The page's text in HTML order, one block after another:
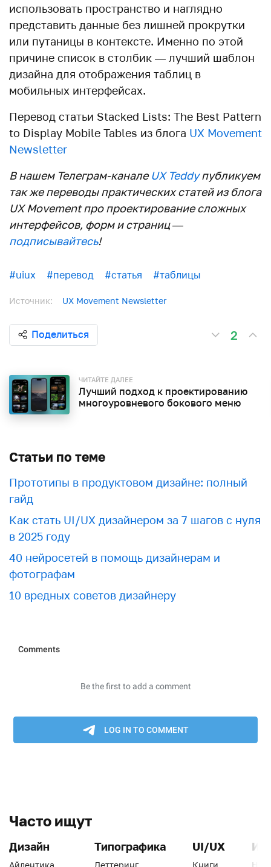
использовать пространство и наглядно
представить данные без лишней прокрутки
или путаницы в контексте. Именно по этой
причине список в столбик — лучший шаблон
дизайна для отображения таблиц в
мобильных интерфейсах.
Перевод статьи Stacked Lists: The Best Pattern
to Display Mobile Tables из блога UX Movement
Newsletter
В нашем Телеграм-каналеUX Teddyпубликуем
так же переводы практических статей из блога
UX Movement про проектирование сложных
интерфейсов, форм и страниц —
подписывайтесь!
#uiux #перевод #статья #таблицы
Источник: UX Movement Newsletter
Поделиться 2
ЧИТАЙТЕ ДАЛЕЕ
Лучший подход к проектированию
многоуровневого бокового меню
Статьи по теме
Прототипы в продуктовом дизайне: полный
гайд
Как стать UI/UX дизайнером за 7 шагов с нуля
в 2025 году
40 нейросетей в помощь дизайнерам и
фотографам
10 вредных советов дизайнеру
Часто ищут
Дизайн Типографика UI/UX